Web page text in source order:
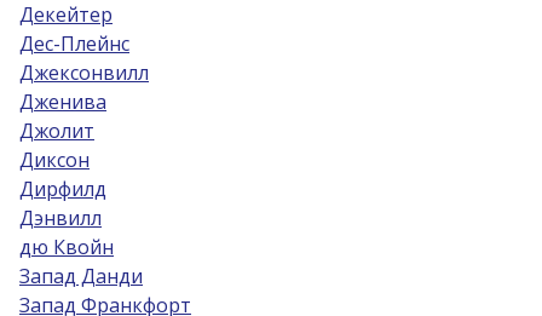
Декейтер
Дес-Плейнс
Джексонвилл
Дженива
Джолит
Диксон
Дирфилд
Дэнвилл
дю Квойн
Запад Данди
Запад Франкфорт